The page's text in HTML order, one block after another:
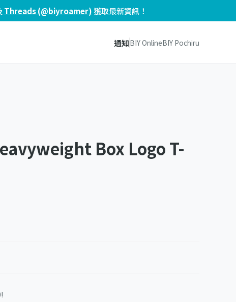
Threads (@biyroamer)獲取最新資訊！
通知BIY OnlineBIY Pochiru
Box Logo T-